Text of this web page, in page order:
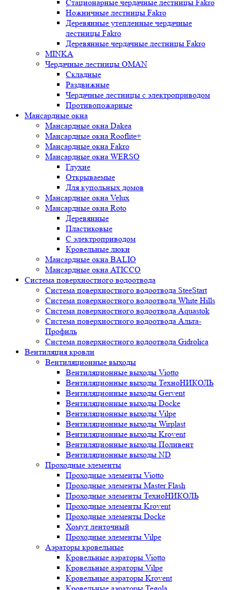
Стационарные чердачные лестницы Fakro
Ножничные лестницы Fakro
Деревянные утепленные чердачные
лестницы Fakro
Деревянные чердачные лестницы Fakro
MINKA
Чердачные лестницы OMAN
Складные
Раздвижные
Чердачные лестницы с электроприводом
Противопожарные
Мансардные окна
Мансардные окна Dakea
Мансардные окна Rooflite+
Мансардные окна Fakro
Мансардные окна WERSO
Глухие
Открываемые
Для купольных домов
Мансардные окна Velux
Мансардные окна Roto
Деревянные
Пластиковые
С электроприводом
Кровельные люки
Мансардные окна BALIO
Мансардные окна ATICCO
Система поверхностного водоотвода
Система поверхностного водоотвода SteeStart
Система поверхностного водоотвода White Hills
Система поверхностного водоотвода Aquastok
Система поверхностного водоотвода Альта-
Профиль
Система поверхностного водоотвода Gidrolica
Вентиляция кровли
Вентиляционные выходы
Вентиляционные выходы Viotto
Вентиляционные выходы ТехноНИКОЛЬ
Вентиляционные выходы Gervent
Вентиляционные выходы Docke
Вентиляционные выходы Vilpe
Вентиляционные выходы Wirplast
Вентиляционные выходы Krovent
Вентиляционные выходы Поливент
Вентиляционные выходы ND
Проходные элементы
Проходные элементы Viotto
Проходные элементы Master Flash
Проходные элементы ТехноНИКОЛЬ
Проходные элементы Krovent
Проходные элементы Docke
Хомут ленточный
Проходные элементы Vilpe
Аэраторы кровельные
Кровельные аэраторы Viotto
Кровельные аэраторы Vilpe
Кровельные аэраторы Krovent